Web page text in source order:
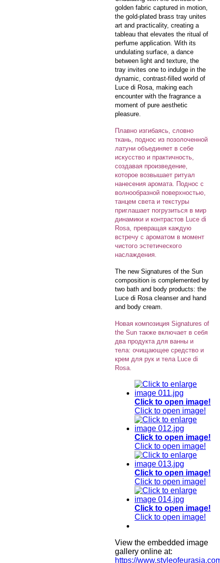
golden fabric captured in motion,
the gold-plated brass tray unites
art and practicality, creating a
tableau that elevates the ritual of
perfume application. With its
undulating surface, a dance
between light and texture, the
tray invites one to indulge in the
dynamic, contrast-filled world of
Luce di Rosa, making each
encounter with the fragrance a
moment of pure aesthetic
pleasure.
Плавно изгибаясь, словно
ткань, поднос из позолоченной
латуни объединяет в себе
искусство и практичность,
создавая произведение,
которое возвышает ритуал
нанесения аромата. Поднос с
волнообразной поверхностью,
танцем света и текстуры
приглашает погрузиться в мир
динамики и контрастов Luce di
Rosa, превращая каждую
встречу с ароматом в момент
чистого эстетического
наслаждения.
The new Signatures of the Sun
composition is complemented by
two bath and body products: the
Luce di Rosa cleanser and hand
and body cream.
Новая композиция Signatures of
the Sun также включает в себя
два продукта для ванны и
тела: очищающее средство и
крем для рук и тела Luce di
Rosa.
Click to open image!
Click to open image!
Click to open image!
Click to open image!
Click to open image!
Click to open image!
Click to open image!
Click to open image!
View the embedded image
gallery online at:
https://